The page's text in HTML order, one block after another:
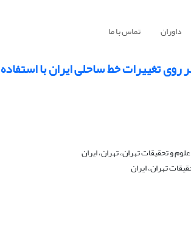
داوران تماس با ما
روی تغییرات خط ساحلی ایران با استفاده
و تحقیقات تهران، تهران، ایران
تهران، ایران